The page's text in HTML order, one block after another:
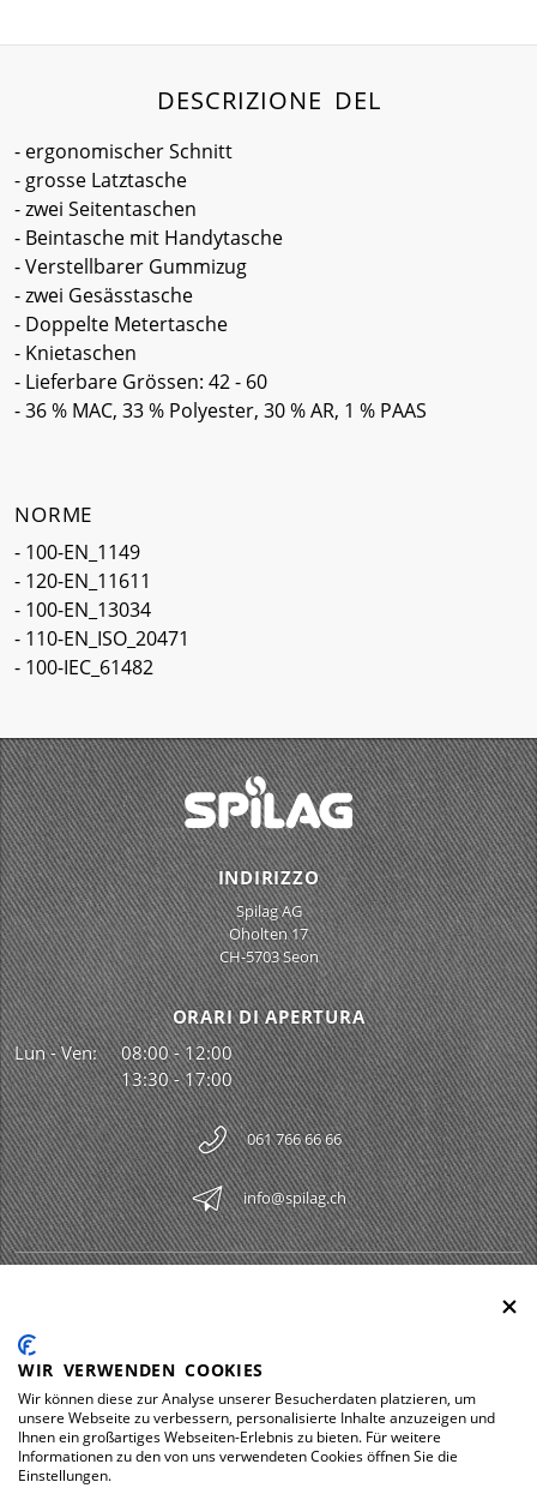
DESCRIZIONE DEL
- ergonomischer Schnitt
- grosse Latztasche
- zwei Seitentaschen
- Beintasche mit Handytasche
- Verstellbarer Gummizug
- zwei Gesässtasche
- Doppelte Metertasche
- Knietaschen
- Lieferbare Grössen: 42 - 60
- 36 % MAC, 33 % Polyester, 30 % AR, 1 % PAAS
NORME
- 100-EN_1149
- 120-EN_11611
- 100-EN_13034
- 110-EN_ISO_20471
- 100-IEC_61482
INDIRIZZO
Spilag AG
Oholten 17
CH-5703 Seon
ORARI DI APERTURA
Lun - Ven:
08:00 - 12:00
13:30 - 17:00
061 766 66 66
info@spilag.ch
LEGAL
DOWNLOADS
WIR VERWENDEN COOKIES
Wir können diese zur Analyse unserer Besucherdaten platzieren, um
unsere Webseite zu verbessern, personalisierte Inhalte anzuzeigen und
Ihnen ein großartiges Webseiten-Erlebnis zu bieten. Für weitere
Informationen zu den von uns verwendeten Cookies öffnen Sie die
Einstellungen.